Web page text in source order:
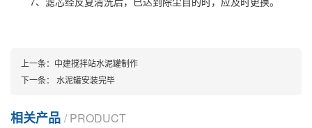
上一条： 中建搅拌站水泥罐制作
下一条：
水泥罐安装完毕
相关产品 / PRODUCT